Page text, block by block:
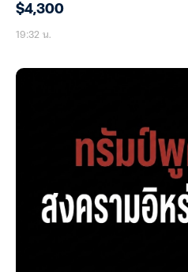
$4,300
19:32 น.